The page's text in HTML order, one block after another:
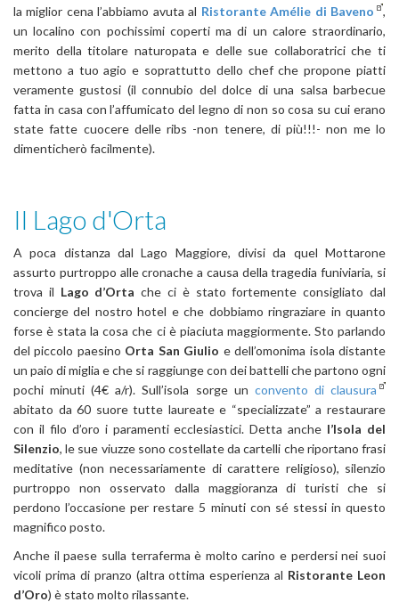
la miglior cena l’abbiamo avuta al Ristorante Amélie di Baveno
,
un localino con pochissimi coperti ma di un calore straordinario,
merito della titolare naturopata e delle sue collaboratrici che ti
mettono a tuo agio e soprattutto dello chef che propone piatti
veramente gustosi (il connubio del dolce di una salsa barbecue
fatta in casa con l’affumicato del legno di non so cosa su cui erano
state fatte cuocere delle ribs -non tenere, di più!!!- non me lo
dimenticherò facilmente).
Il Lago d'Orta
A poca distanza dal Lago Maggiore, divisi da quel Mottarone
assurto purtroppo alle cronache a causa della tragedia funiviaria, si
trova il Lago d’Orta che ci è stato fortemente consigliato dal
concierge del nostro hotel e che dobbiamo ringraziare in quanto
forse è stata la cosa che ci è piaciuta maggiormente. Sto parlando
del piccolo paesino Orta San Giulio e dell’omonima isola distante
un paio di miglia e che si raggiunge con dei battelli che partono ogni
pochi minuti (4€ a/r). Sull’isola sorge un convento di clausura
abitato da 60 suore tutte laureate e “specializzate” a restaurare
con il filo d’oro i paramenti ecclesiastici. Detta anche l’Isola del
Silenzio, le sue viuzze sono costellate da cartelli che riportano frasi
meditative (non necessariamente di carattere religioso), silenzio
purtroppo non osservato dalla maggioranza di turisti che si
perdono l’occasione per restare 5 minuti con sé stessi in questo
magnifico posto.
Anche il paese sulla terraferma è molto carino e perdersi nei suoi
vicoli prima di pranzo (altra ottima esperienza al Ristorante Leon
d’Oro) è stato molto rilassante.